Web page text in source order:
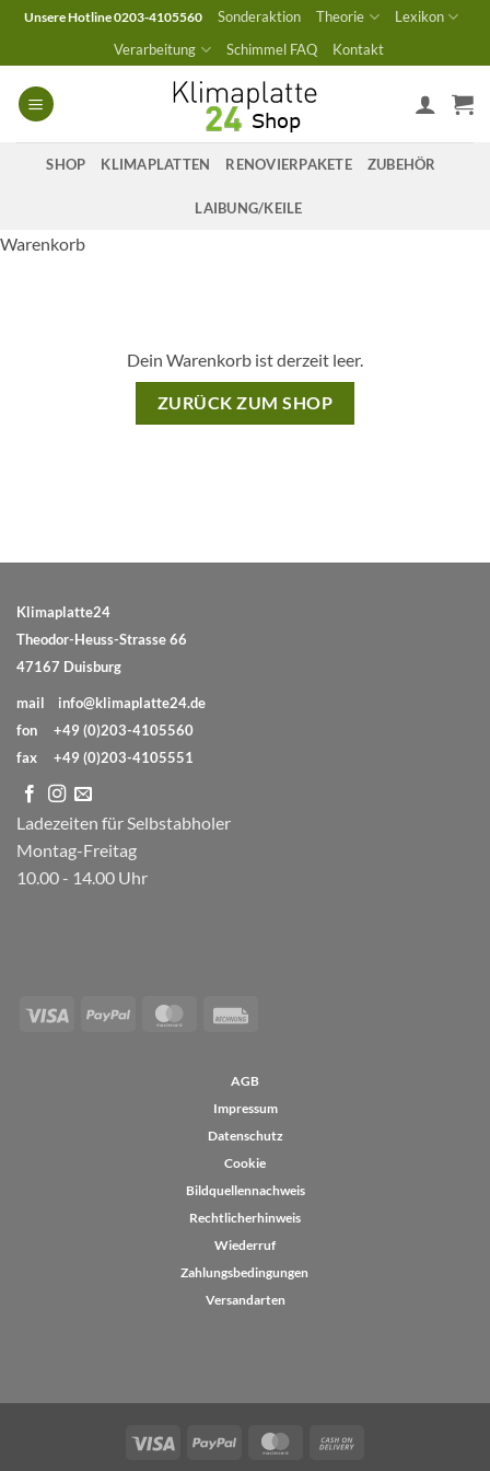
Zum
springen
Unsere Hotline 0203-4105560 Sonderaktion Theorie
Lexikon
Verarbeitung
Schimmel FAQ Kontakt
SHOP KLIMAPLATTEN RENOVIERPAKETE ZUBEHÖR
LAIBUNG/KEILE
Warenkorb
Dein Warenkorb ist derzeit leer.
ZURÜCK ZUM SHOP
Klimaplatte24
Theodor-Heuss-Strasse 66
47167 Duisburg
mail info@klimaplatte24.de
fon +49 (0)203-4105560
fax +49 (0)203-4105551
Ladezeiten für Selbstabholer
Montag-Freitag
10.00 - 14.00 Uhr
Visa PayPal MasterCard
AGB
Impressum
Datenschutz
Cookie
Bildquellennachweis
Rechtlicherhinweis
Wiederruf
Zahlungsbedingungen
Versandarten
Visa PayPal MasterCard